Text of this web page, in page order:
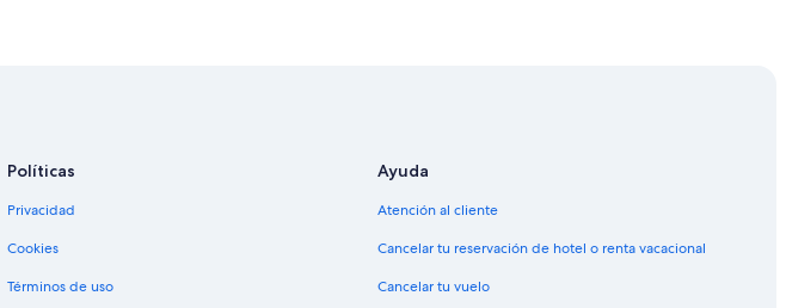
Vuelos de Gulfport (GPT) a Aeropuerto de Punta Gorda (PGD)
Vuelos de Houston (HOU) a Aeropuerto de Punta Gorda (PGD)
Vuelos de Wichita (ICT) a Aeropuerto de Punta Gorda (PGD)
Vuelos de Jacksonville (JAX) a Aeropuerto de Punta Gorda (PGD)
Políticas
Privacidad
Cookies
Términos de uso
Ayuda
Atención al cliente
Cancelar tu reservación de hotel o renta vacacional
Cancelar tu vuelo